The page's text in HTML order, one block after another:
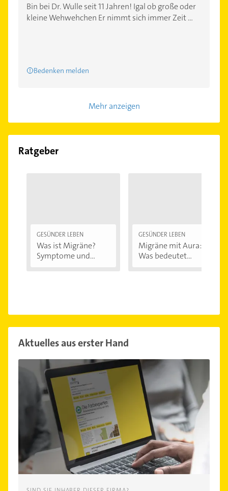
Bin bei Dr. Wulle seit 11 Jahren! Igal ob große oder
kleine Wehwehchen Er nimmt sich immer Zeit ...
Bedenken melden
Mehr anzeigen
Ratgeber
GESÜNDER LEBEN
Was ist Migräne?
Symptome und...
GESÜNDER LEBEN
Migräne mit Aura:
Was bedeutet...
Aktuelles aus erster Hand